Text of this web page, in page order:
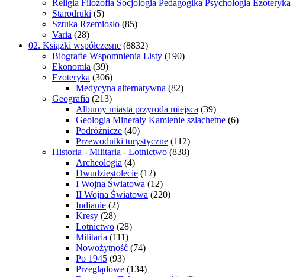
Religia Filozofia Socjologia Pedagogika Psychologia Ezoteryka
Starodruki (5)
Sztuka Rzemiosło (85)
Varia (28)
02. Książki współczesne (8832)
Biografie Wspomnienia Listy (190)
Ekonomia (39)
Ezoteryka (306)
Medycyna alternatywna (82)
Geografia (213)
Albumy miasta przyroda miejsca (39)
Geologia Minerały Kamienie szlachetne (6)
Podróżnicze (40)
Przewodniki turystyczne (112)
Historia - Militaria - Lotnictwo (838)
Archeologia (4)
Dwudziestolecie (12)
I Wojna Światowa (12)
II Wojna Światowa (220)
Indianie (2)
Kresy (28)
Lotnictwo (28)
Militaria (111)
Nowożytność (74)
Po 1945 (93)
Przeglądowe (134)